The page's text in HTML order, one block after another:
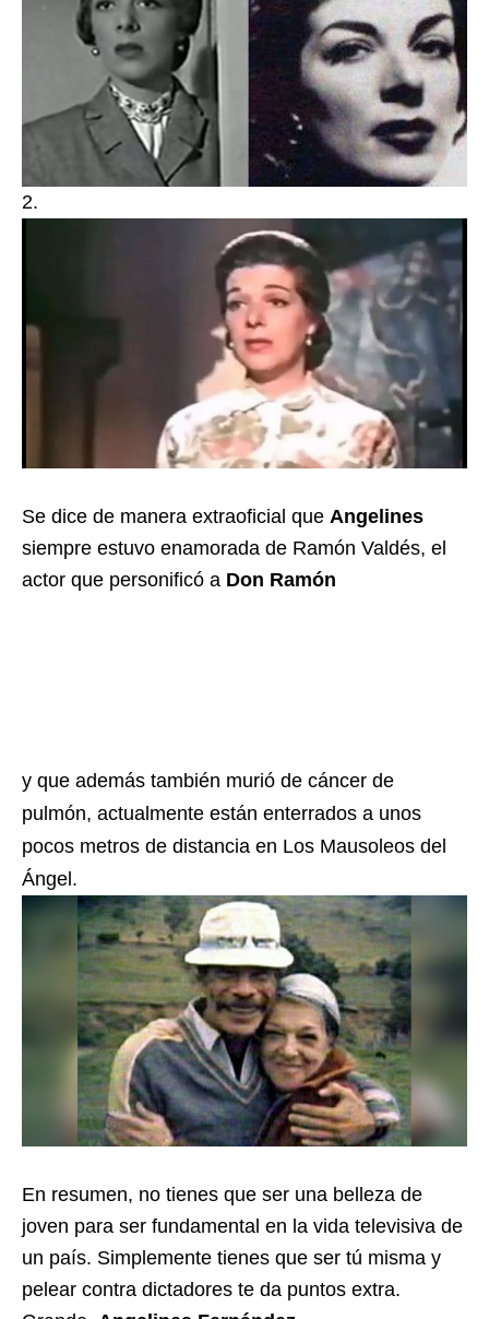
2.
Se dice de manera extraoficial que Angelines
siempre estuvo enamorada de Ramón Valdés, el
actor que personificó a Don Ramón
y que además también murió de cáncer de
pulmón, actualmente están enterrados a unos
pocos metros de distancia en Los Mausoleos del
Ángel.
En resumen, no tienes que ser una belleza de
joven para ser fundamental en la vida televisiva de
un país. Simplemente tienes que ser tú misma y
pelear contra dictadores te da puntos extra.